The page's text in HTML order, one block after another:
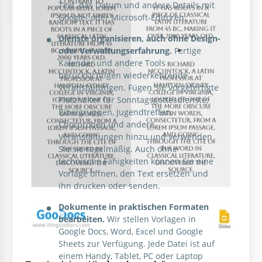
externe Post im Namen der Kirche.
Graue Kirchenbroschüre
Unser kostenloser zeitgenössischer Kirchenentwurf
Klassische Kirchenzeitung
Eine perfekte Kirchenzeitung sollte genau so
aussehen. Unsere Google Docs-Vorlage für diese Art
von Papier ist elegant und einfach.
Text, das Datum und andere Details mit
Google- oder Microsoft-Editoren.
Dienste organisieren, auch ohne Design-
oder Verwaltungserfahrung. Fertige
Kalender und andere Tools
berücksichtigen wiederkehrende
Veranstaltungen. Fügen Sie vorgefertigte
Platzhalter für Sonntagsgottesdienste,
Bibelgruppen, Jugendtreffen,
Chorproben und andere
Veranstaltungen hinzu und verwenden
Sie sie regelmäßig. Auch ohne
technische Fähigkeiten können Sie eine
Vorlage öffnen, den Text ersetzen und
ihn drucken oder senden.
Dokumente in praktischen Formaten
bearbeiten. Wir stellen Vorlagen in
Google Docs, Word, Excel und Google
Sheets zur Verfügung. Jede Datei ist auf
einem Handy, Tablet, PC oder Laptop